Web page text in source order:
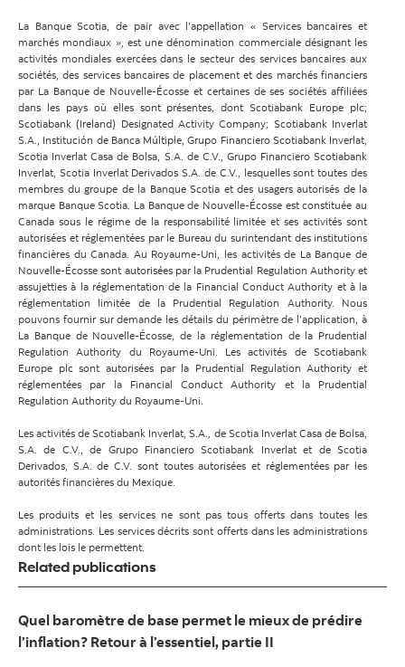
La Banque Scotia, de pair avec l’appellation « Services bancaires et
marchés mondiaux », est une dénomination commerciale désignant les
activités mondiales exercées dans le secteur des services bancaires aux
sociétés, des services bancaires de placement et des marchés financiers
par La Banque de Nouvelle-Écosse et certaines de ses sociétés affiliées
dans les pays où elles sont présentes, dont Scotiabank Europe plc;
Scotiabank (Ireland) Designated Activity Company; Scotiabank Inverlat
S.A., Institución de Banca Múltiple, Grupo Financiero Scotiabank Inverlat,
Scotia Inverlat Casa de Bolsa, S.A. de C.V., Grupo Financiero Scotiabank
Inverlat, Scotia Inverlat Derivados S.A. de C.V., lesquelles sont toutes des
membres du groupe de la Banque Scotia et des usagers autorisés de la
marque Banque Scotia. La Banque de Nouvelle-Écosse est constituée au
Canada sous le régime de la responsabilité limitée et ses activités sont
autorisées et réglementées par le Bureau du surintendant des institutions
financières du Canada. Au Royaume-Uni, les activités de La Banque de
Nouvelle-Écosse sont autorisées par la Prudential Regulation Authority et
assujetties à la réglementation de la Financial Conduct Authority et à la
réglementation limitée de la Prudential Regulation Authority. Nous
pouvons fournir sur demande les détails du périmètre de l’application, à
La Banque de Nouvelle-Écosse, de la réglementation de la Prudential
Regulation Authority du Royaume-Uni. Les activités de Scotiabank
Europe plc sont autorisées par la Prudential Regulation Authority et
réglementées par la Financial Conduct Authority et la Prudential
Regulation Authority du Royaume-Uni.
Les activités de Scotiabank Inverlat, S.A., de Scotia Inverlat Casa de Bolsa,
S.A. de C.V., de Grupo Financiero Scotiabank Inverlat et de Scotia
Derivados, S.A. de C.V. sont toutes autorisées et réglementées par les
autorités financières du Mexique.
Les produits et les services ne sont pas tous offerts dans toutes les
administrations. Les services décrits sont offerts dans les administrations
dont les lois le permettent.
Related publications
Quel baromètre de base permet le mieux de prédire
l’inflation? Retour à l’essentiel, partie II